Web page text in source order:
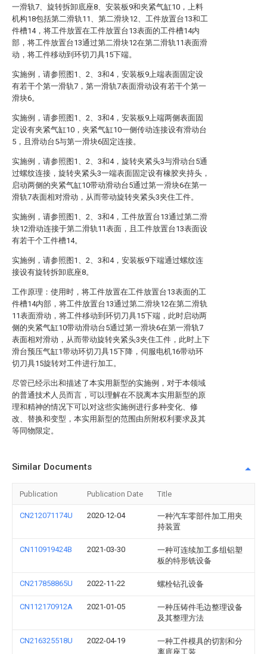
一滑轨7、旋转拆卸底座8、安装板9和夹紧气缸10，上料
机构18包括第二滑轨11、第二滑块12、工件放置台13和工
件槽14，将工件放置在工件放置台13表面的工件槽14内
部，将工件放置台13通过第二滑块12在第二滑轨11表面滑
动，将工件移动到环切刀具15下端。
实施例，请参照图1、2、3和4，安装板9上端表面固定设
有若干个第一滑轨7，第一滑轨7表面滑动设有若干个第一
滑块6。
实施例，请参照图1、2、3和4，安装板9上端两侧表面固
定设有夹紧气缸10，夹紧气缸10一侧传动连接设有滑动台
5，且滑动台5与第一滑块6固定连接。
实施例，请参照图1、2、3和4，旋转夹紧头3与滑动台5通
过螺纹连接，旋转夹紧头3一端表面固定设有橡胶夹持头，
启动两侧的夹紧气缸10带动滑动台5通过第一滑块6在第一
滑轨7表面相对滑动，从而带动旋转夹紧头3夹住工件。
实施例，请参照图1、2、3和4，工件放置台13通过第二滑
块12滑动连接于第二滑轨11表面，且工件放置台13表面设
有若干个工件槽14。
实施例，请参照图1、2、3和4，安装板9下端通过螺纹连
接设有旋转拆卸底座8。
工作原理：使用时，将工件放置在工件放置台13表面的工
件槽14内部，将工件放置台13通过第二滑块12在第二滑轨
11表面滑动，将工件移动到环切刀具15下端，此时启动两
侧的夹紧气缸10带动滑动台5通过第一滑块6在第一滑轨7
表面相对滑动，从而带动旋转夹紧头3夹住工件，此时上下
滑台预压气缸1带动环切刀具15下降，伺服电机16带动环
切刀具15旋转对工件进行加工。
尽管已经示出和描述了本实用新型的实施例，对于本领域
的普通技术人员而言，可以理解在不脱离本实用新型的原
理和精神的情况下可以对这些实施例进行多种变化、修
改、替换和变型，本实用新型的范围由所附权利要求及其
等同物限定。
Similar Documents
Publication Publication Date Title
CN212071174U 2020-12-04
一种汽车零部件加工用夹
持装置
CN110919424B 2021-03-30
一种可连续加工多组铝塑
板的特形铣设备
CN217858865U 2022-11-22 螺栓钻孔设备
CN112170912A 2021-01-05
一种压铸件毛边整理设备
及其整理方法
CN216325518U 2022-04-19
一种工件模具的切割和分
离底座工装